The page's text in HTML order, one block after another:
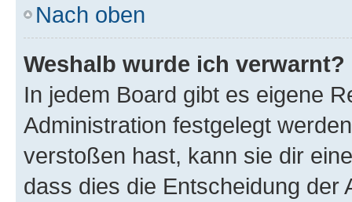
Nach oben
Weshalb wurde ich verwarnt?
In jedem Board gibt es eigene
Administration festgelegt
verstoßen hast, kann sie dir
dass dies die Entscheidung der